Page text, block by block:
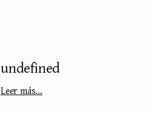
undefined
Leer más...